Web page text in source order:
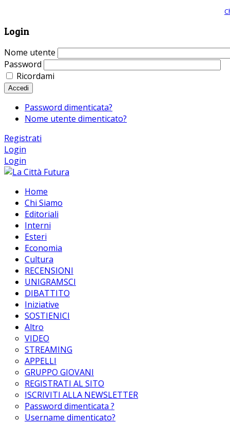
Login
Nome utente
Password
Ricordami
Accedi
Password dimenticata?
Nome utente dimenticato?
Registrati
Login
Login
Home
Chi Siamo
Editoriali
Interni
Esteri
Economia
Cultura
RECENSIONI
UNIGRAMSCI
DIBATTITO
Iniziative
SOSTIENICI
Altro
VIDEO
STREAMING
APPELLI
GRUPPO GIOVANI
REGISTRATI AL SITO
ISCRIVITI ALLA NEWSLETTER
Password dimenticata ?
Username dimenticato?